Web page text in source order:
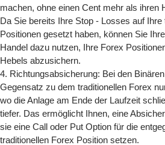
machen, ohne einen Cent mehr als ihren
Da Sie bereits Ihre Stop - Losses auf Ihre
Positionen gesetzt haben, können Sie
Handel dazu nutzen, Ihre Forex
Hebels abzusichern.
4. Richtungsabsicherung: Bei den
Gegensatz zu dem traditionellen Forex
wo die Anlage am Ende der Laufzeit
tiefer. Das ermöglicht Ihnen, eine
sie eine Call oder Put Option für die
traditionellen Forex Position setzen.